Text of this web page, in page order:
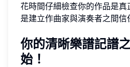
花時間仔細檢查你的作品是
是建立作曲家與演奏者之間信
你的清晰樂譜記譜
始！